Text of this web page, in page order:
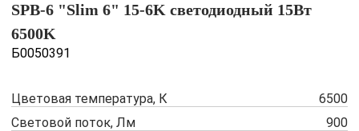
SPB-6 "Slim 6" 15-6K светодиодный 15Вт
6500K
Б0050391
Цветовая температура, К
6500
Световой поток, Лм
900